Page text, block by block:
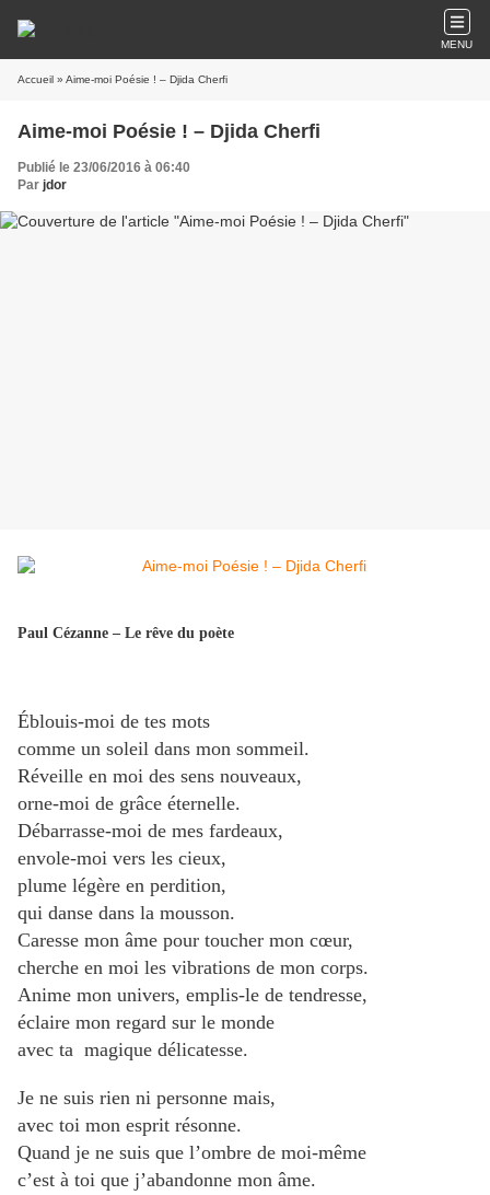
MENU
Accueil » Aime-moi Poésie ! – Djida Cherfi
Aime-moi Poésie ! – Djida Cherfi
Publié le 23/06/2016 à 06:40
Par jdor
Paul Cézanne – Le rêve du poète
Éblouis-moi de tes mots
comme un soleil dans mon sommeil.
Réveille en moi des sens nouveaux,
orne-moi de grâce éternelle.
Débarrasse-moi de mes fardeaux,
envole-moi vers les cieux,
plume légère en perdition,
qui danse dans la mousson.
Caresse mon âme pour toucher mon cœur,
cherche en moi les vibrations de mon corps.
Anime mon univers, emplis-le de tendresse,
éclaire mon regard sur le monde
avec ta magique délicatesse.
Je ne suis rien ni personne mais,
avec toi mon esprit résonne.
Quand je ne suis que l’ombre de moi-même
c’est à toi que j’abandonne mon âme.